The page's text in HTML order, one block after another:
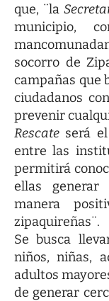
que, ¨la
municipio,
socorro de
campañas que
ciudadanos
prevenir
Rescate será
entre las
permitirá
ellas generar
manera
zipaquireñas¨.
Se busca
niños, niñas,
adultos
de generar